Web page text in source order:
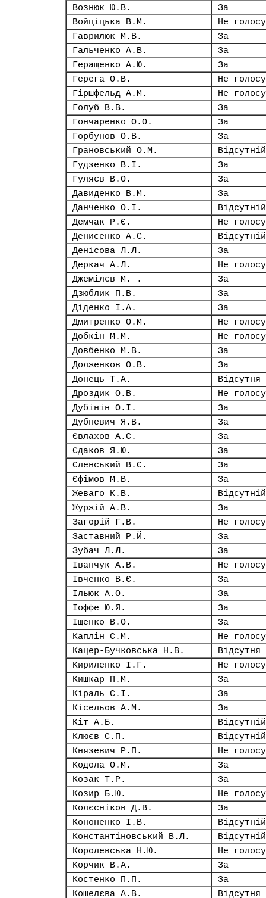
Вознюк Ю.В.
За
Войціцька В.М.
Не
Гаврилюк М.В.
За
Гальченко А.В.
За
Геращенко А.Ю.
За
Герега О.В.
Не
Гіршфельд А.М.
Не
Голуб В.В.
За
Гончаренко О.О.
За
Горбунов О.В.
За
Грановський О.М.
Відсутній
Гудзенко В.І.
За
Гуляєв В.О.
За
Давиденко В.М.
За
Данченко О.І.
Відсутній
Демчак Р.Є.
Не
Денисенко А.С.
Відсутній
Денісова Л.Л.
За
Деркач А.Л.
Не
Джемілєв М. .
За
Дзюблик П.В.
За
Діденко І.А.
За
Дмитренко О.М.
Не
Добкін М.М.
Не
Довбенко М.В.
За
Долженков О.В.
За
Донець Т.А.
Відсутня
Дроздик О.В.
Не
Дубінін О.І.
За
Дубневич Я.В.
За
Євлахов А.С.
За
Єдаков Я.Ю.
За
Єленський В.Є.
За
Єфімов М.В.
За
Жеваго К.В.
Відсутній
Журжій А.В.
За
Загорій Г.В.
Не
Заставний Р.Й.
За
Зубач Л.Л.
За
Іванчук А.В.
Не
Івченко В.Є.
За
Ільюк А.О.
За
Іоффе Ю.Я.
За
Іщенко В.О.
За
Каплін С.М.
Не
Кацер-Бучковська Н.В.
Відсутня
Кириленко І.Г.
Не
Кишкар П.М.
За
Кіраль С.І.
За
Кісельов А.М.
За
Кіт А.Б.
Відсутній
Клюєв С.П.
Відсутній
Князевич Р.П.
Не
Кодола О.М.
За
Козак Т.Р.
За
Козир Б.Ю.
Не
Колєсніков Д.В.
За
Кононенко І.В.
Відсутній
Константіновський В.Л.
Відсутній
Королевська Н.Ю.
Не
Корчик В.А.
За
Костенко П.П.
За
Кошелєва А.В.
Відсутня